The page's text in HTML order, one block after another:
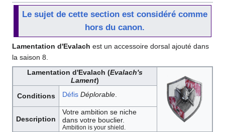
Le sujet de cette section est considéré comme
hors du canon.
Lamentation d'Evalach est un accessoire dorsal ajouté dans
la saison 8.
Lamentation d'Evalach (Evalach's
Lament)
Conditions
Défis Déplorable.
Description
Votre ambition se niche
dans votre bouclier.
Ambition is your shield.